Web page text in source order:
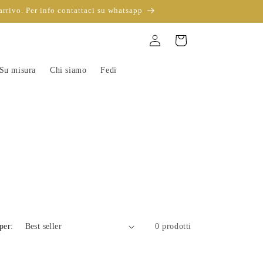
Per info contattaci su whatsapp
Su misura Chi siamo Fedi
Accedi Carrello
0 prodotti